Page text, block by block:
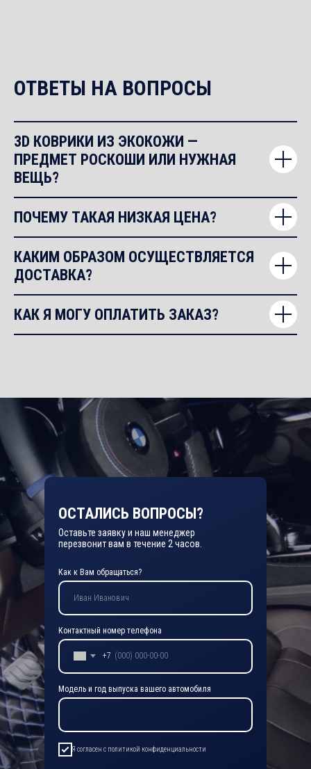
ОТВЕТЫ НА ВОПРОСЫ
3D КОВРИКИ ИЗ ЭКОКОЖИ —
ПРЕДМЕТ РОСКОШИ ИЛИ НУЖНАЯ
ВЕЩЬ?
ПОЧЕМУ ТАКАЯ НИЗКАЯ ЦЕНА?
КАКИМ ОБРАЗОМ ОСУЩЕСТВЛЯЕТСЯ
ДОСТАВКА?
КАК Я МОГУ ОПЛАТИТЬ ЗАКАЗ?
ОСТАЛИСЬ ВОПРОСЫ?
Оставьте заявку и наш менеджер
перезвонит вам в течение 2 часов.
Как к Вам обращаться?
Контактный номер телефона
+7
Модель и год выпуска вашего автомобиля
Я согласен с политикой конфиденциальности